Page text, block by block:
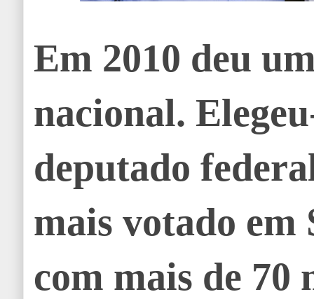
Em 2010 deu
nacional.
deputado
mais votado em
com mais de 70